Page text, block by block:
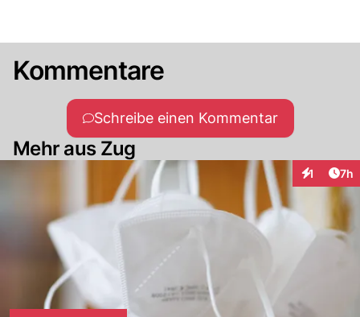
Kommentare
Schreibe einen Kommentar
Mehr aus Zug
1 7h